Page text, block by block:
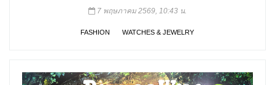
7 พฤษภาคม 2569, 10:43 น.
FASHION WATCHES & JEWELRY